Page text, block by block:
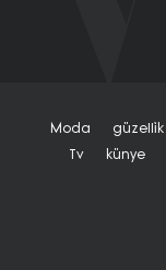
Moda Güzelli̇k
Tv
Künye